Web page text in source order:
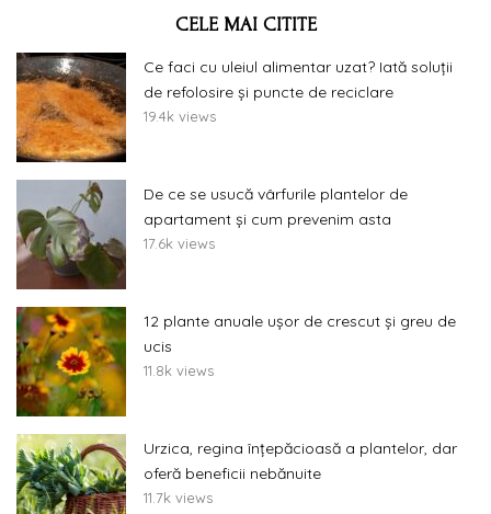
CELE MAI CITITE
Ce faci cu uleiul alimentar uzat? Iată soluții
de refolosire și puncte de reciclare
19.4k views
De ce se usucă vârfurile plantelor de
apartament și cum prevenim asta
17.6k views
12 plante anuale ușor de crescut și greu de
ucis
11.8k views
Urzica, regina înțepăcioasă a plantelor, dar
oferă beneficii nebănuite
11.7k views